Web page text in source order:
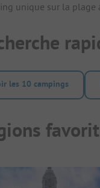
unique sur la plage
les 10 campings